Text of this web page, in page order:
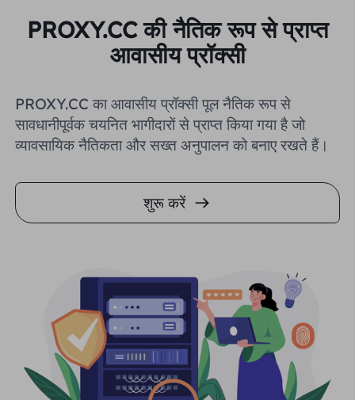
PROXY.CC की नैतिक रूप से प्राप्त
आवासीय प्रॉक्सी
PROXY.CC का आवासीय प्रॉक्सी पूल नैतिक रूप से
सावधानीपूर्वक चयनित भागीदारों से प्राप्त किया गया है जो
व्यावसायिक नैतिकता और सख्त अनुपालन को बनाए रखते हैं।
शुरू करें